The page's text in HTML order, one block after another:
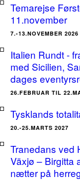
Temarejse
11.november
7.-13.NOVEMBER 2026
Italien Rundt -
med Sicilien,
dages
26.FEBRUAR TIL
Tysklands
20.-25.MARTS 2027
Tranedans ved
Växjø – Birgitta
nætter på